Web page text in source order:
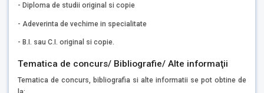
- Diploma de studii original si copie
- Adeverinta de vechime in specialitate
- B.I. sau C.I. original si copie.
Tematica de concurs/ Bibliografie/ Alte informaţii
Tematica de concurs, bibliografia si alte informatii se pot obtine de